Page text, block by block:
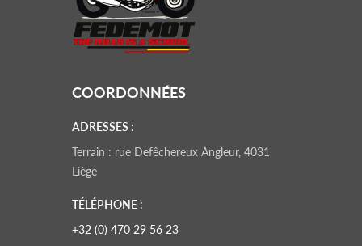
COORDONNÉES
ADRESSES :
Terrain : rue Defêchereux Angleur, 4031
Liège
TÉLÉPHONE :
+32 (0) 470 29 56 23